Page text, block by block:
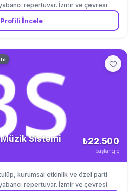
repertuvar. İzmir ve çevresi.
Profili İncele
Müzik Sistemi ₺22.500
başlangıç
kurumsal etkinlik ve özel parti
repertuvar. İzmir ve çevresi.